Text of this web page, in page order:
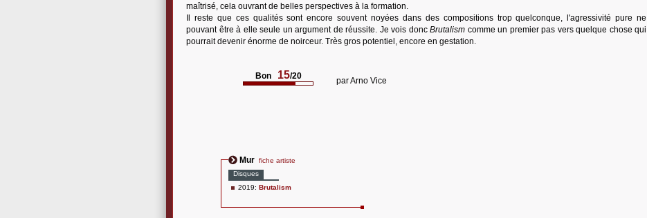
maîtrisé, cela ouvrant de belles perspectives à la formation.
Il reste que ces qualités sont encore souvent noyées dans des compositions trop quelconque, l'agressivité pure ne
pouvant être à elle seule un argument de réussite. Je vois donc Brutalism comme un premier pas vers quelque chose qui
pourrait devenir énorme de noirceur. Très gros potentiel, encore en gestation.
Bon 15/20 parArno Vice
Mur fiche artiste
Disques
2019: Brutalism